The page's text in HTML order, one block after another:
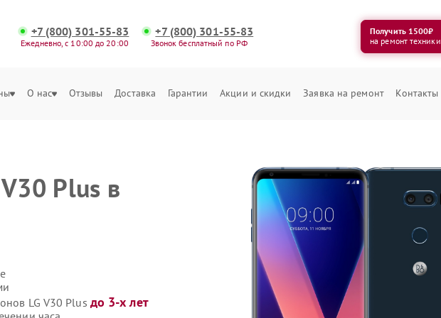
+7 (800) 301-55-83
Ежедневно, с 10:00 до 20:00
+7 (800) 301-55-83
Звонок бесплатный по РФ
Получить 1500₽
на ремонт техники
О нас Отзывы Доставка Гарантии Акции и скидки Заявка на ремонт Контакты
Plus в
LG V30 Plus до 3-х лет